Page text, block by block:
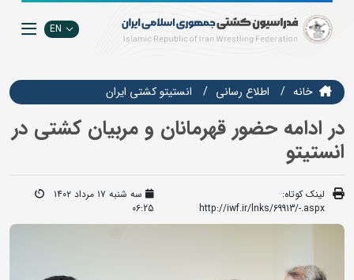
EN
خانه اطلاع رسانی انستيتو كشتي ايران
در ادامه حضور قهرمانان و مربیان کشتی در
انستیتو
لینک کوتاه:
http://iwf.ir/lnks/69913/-.aspx
سه شنبه ۱۷ مرداد ۱۴۰۲
06:25